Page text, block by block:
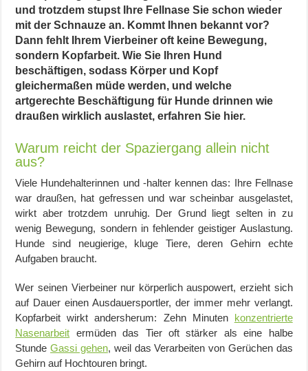
und trotzdem stupst Ihre Fellnase Sie schon wieder
mit der Schnauze an. Kommt Ihnen bekannt vor?
Dann fehlt Ihrem Vierbeiner oft keine Bewegung,
sondern Kopfarbeit. Wie Sie Ihren Hund
beschäftigen, sodass Körper und Kopf
gleichermaßen müde werden, und welche
artgerechte Beschäftigung für Hunde drinnen wie
draußen wirklich auslastet, erfahren Sie hier.
Warum reicht der Spaziergang allein nicht
aus?
Viele Hundehalterinnen und -halter kennen das: Ihre Fellnase
war draußen, hat gefressen und war scheinbar ausgelastet,
wirkt aber trotzdem unruhig. Der Grund liegt selten in zu
wenig Bewegung, sondern in fehlender geistiger Auslastung.
Hunde sind neugierige, kluge Tiere, deren Gehirn echte
Aufgaben braucht.
Wer seinen Vierbeiner nur körperlich auspowert, erzieht sich
auf Dauer einen Ausdauersportler, der immer mehr verlangt.
Kopfarbeit wirkt andersherum: Zehn Minuten konzentrierte
Nasenarbeit ermüden das Tier oft stärker als eine halbe
StundeGassi gehen, weil das Verarbeiten von Gerüchen das
Gehirn auf Hochtouren bringt.